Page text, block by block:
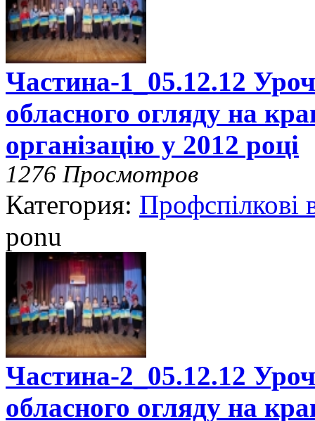
Частина-1_05.12.12
обласного огляду на
організацію у 2012 році
1276 Просмотров
Категория: Профспілкові
ponu
Частина-2_05.12.12
обласного огляду на